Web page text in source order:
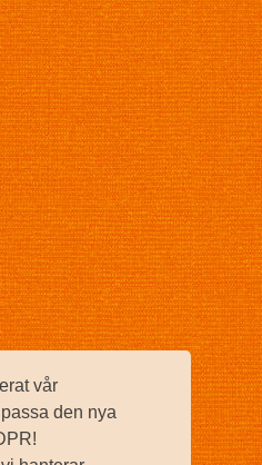
vår
den nya